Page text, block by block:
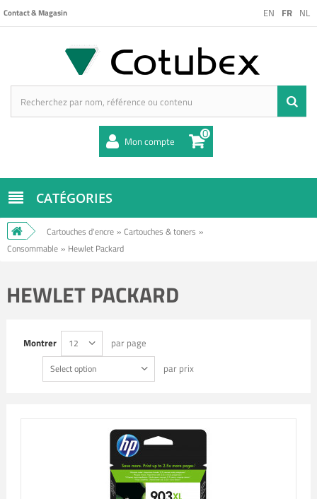
EN FR NL
Contact & Magasin
Mon compte 0
CATÉGORIES
Cartouches d'encre » Cartouches & toners »
Consommable » Hewlet Packard
HEWLET PACKARD
Montrer 12 par page
Select option par prix